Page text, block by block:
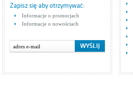
Zapisz się aby otrzymywać:
Informacje o promocjach
Informacje o nowościach